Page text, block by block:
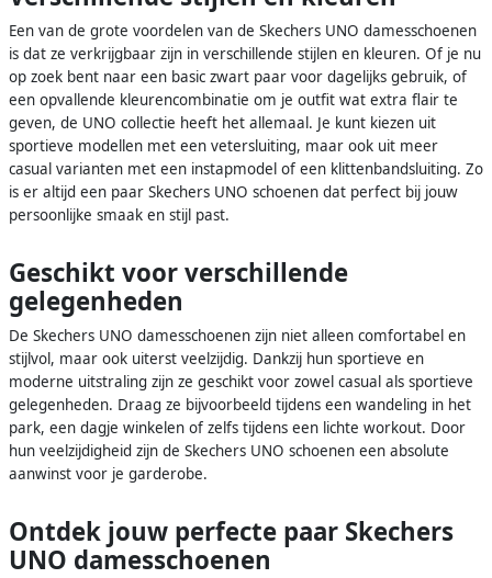
Een van de grote voordelen van de Skechers UNO damesschoenen
is dat ze verkrijgbaar zijn in verschillende stijlen en kleuren. Of je nu
op zoek bent naar een basic zwart paar voor dagelijks gebruik, of
een opvallende kleurencombinatie om je outfit wat extra flair te
geven, de UNO collectie heeft het allemaal. Je kunt kiezen uit
sportieve modellen met een vetersluiting, maar ook uit meer
casual varianten met een instapmodel of een klittenbandsluiting. Zo
is er altijd een paar Skechers UNO schoenen dat perfect bij jouw
persoonlijke smaak en stijl past.
Geschikt voor verschillende
gelegenheden
De Skechers UNO damesschoenen zijn niet alleen comfortabel en
stijlvol, maar ook uiterst veelzijdig. Dankzij hun sportieve en
moderne uitstraling zijn ze geschikt voor zowel casual als sportieve
gelegenheden. Draag ze bijvoorbeeld tijdens een wandeling in het
park, een dagje winkelen of zelfs tijdens een lichte workout. Door
hun veelzijdigheid zijn de Skechers UNO schoenen een absolute
aanwinst voor je garderobe.
Ontdek jouw perfecte paar Skechers
UNO damesschoenen